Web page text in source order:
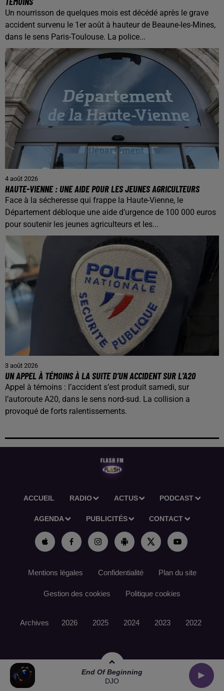
End Of Beginning
DJO
Un nourrisson de quelques mois est décédé après le grave
accident survenu le 1er août à hauteur de Beaune-les-Mines,
dans le sens Paris-Toulouse. La police...
4 août 2026
HAUTE-VIENNE : UNE AIDE POUR LES JEUNES AGRICULTEURS
Face à la sécheresse qui frappe la Haute-Vienne, le
Département débloque une aide d’urgence de 100 000 euros
pour soutenir les jeunes agriculteurs et les...
3 août 2026
UN APPEL À TÉMOINS À LA SUITE D’UN ACCIDENT SUR L’A20
Appel à témoins : l’accident s’est produit samedi, sur
l’autoroute A20, dans le sens nord-sud. La collision a
provoqué de forts ralentissements.
ACCUEIL RADIO ACTUS PODCAST
AGENDA PUBLICITÉS CONTACT
Mentions légales Confidentialité Plan du site
Gestion des cookies Politique cookies
Archives 2026 2025 2024 2023 2022